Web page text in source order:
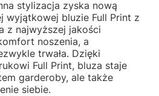
stylizacja zyska nową
wyjątkowej bluzie Full Print z
z najwyższej jakości
noszenia, a
trwała. Dzięki
Full Print, bluza staje
garderoby, ale także
siebie.